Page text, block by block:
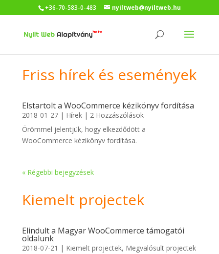
+36-70-583-0-483 nyiltweb@nyiltweb.hu
Friss hírek és események
Elstartolt a WooCommerce kézikönyv fordítása
2018-01-27| Hírek| 2 Hozzászólások
Örömmel jelentjük, hogy elkezdődött a
WooCommerce kézikönyv fordítása.
« Régebbi bejegyzések
Kiemelt projectek
Elindult a Magyar WooCommerce támogatói
oldalunk
2018-07-21 | Kiemelt projectek, Megvalósult projectek